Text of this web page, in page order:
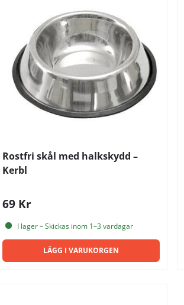
Rostfri skål med halkskydd –
Kerbl
69 Kr
I lager – Skickas inom 1–3 vardagar
LÄGG I VARUKORGEN